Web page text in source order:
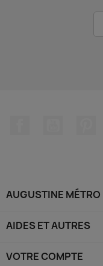
AUGUSTINE MÉTRO
AIDES ET AUTRES
VOTRE COMPTE